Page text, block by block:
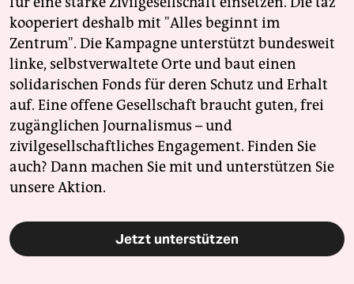
kooperiert deshalb mit "Alles beginnt im
Zentrum". Die Kampagne unterstützt bundesweit
linke, selbstverwaltete Orte und baut einen
solidarischen Fonds für deren Schutz und Erhalt
auf. Eine offene Gesellschaft braucht guten, frei
zugänglichen Journalismus – und
zivilgesellschaftliches Engagement. Finden Sie
auch? Dann machen Sie mit und unterstützen Sie
unsere Aktion.
Jetzt unterstützen